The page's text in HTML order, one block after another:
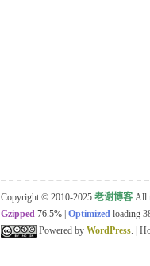
Copyright © 2010-2025 老谢博客 All
Gzipped 76.5% Optimized loading
Powered by WordPress. |